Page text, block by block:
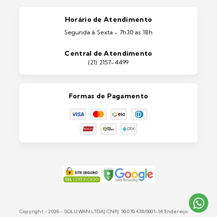
Portas e Janelas
Máquinas e Equipamentos
Lixeiras e Contentores
Horário de Atendimento
Segunda à Sexta - 7h30 as 18h
Central de Atendimento
(21) 2157-4499
Formas de Pagamento
Copyright - 2026 - SOLUWAN LTDA| CNPJ: 50.070.438/0001-14 Endereço: